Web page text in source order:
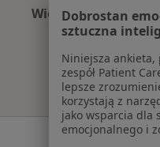
Więcej (7)
Więcej w
Dobrostan
sztuczna
Niniejsza ankieta,
zespół Patient
lepsze
korzystają z
jako wsparcia dla
emocjonalnego i